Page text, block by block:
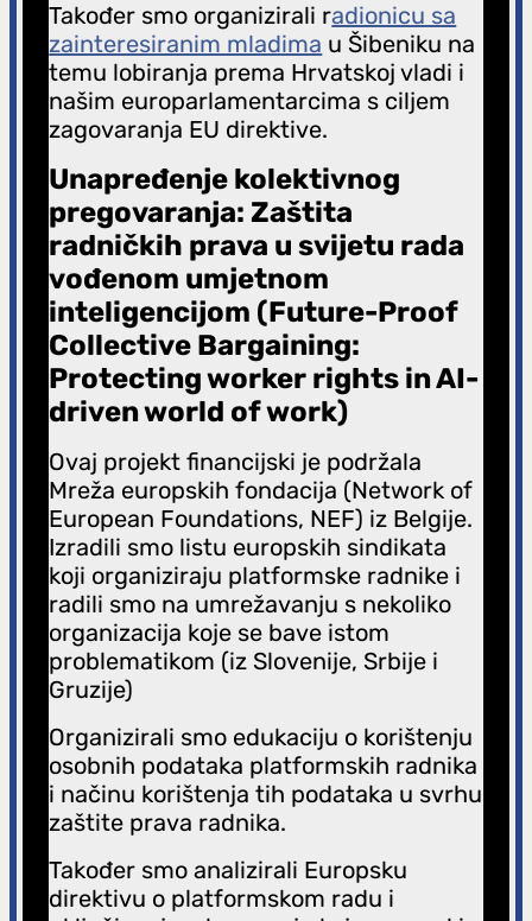
Također smo organizirali radionicu sa
zainteresiranim mladima u Šibeniku na
temu lobiranja prema Hrvatskoj vladi i
našim europarlamentarcima s ciljem
zagovaranja EU direktive.
Unapređenje kolektivnog
pregovaranja: Zaštita
radničkih prava u svijetu rada
vođenom umjetnom
inteligencijom (Future-Proof
Collective Bargaining:
Protecting worker rights in AI-
driven world of work)
Ovaj projekt financijski je podržala
Mreža europskih fondacija (Network of
European Foundations, NEF) iz Belgije.
Izradili smo listu europskih sindikata
koji organiziraju platformske radnike i
radili smo na umrežavanju s nekoliko
organizacija koje se bave istom
problematikom (iz Slovenije, Srbije i
Gruzije)
Organizirali smo edukaciju o korištenju
osobnih podataka platformskih radnika
i načinu korištenja tih podataka u svrhu
zaštite prava radnika.
Također smo analizirali Europsku
direktivu o platformskom radu i